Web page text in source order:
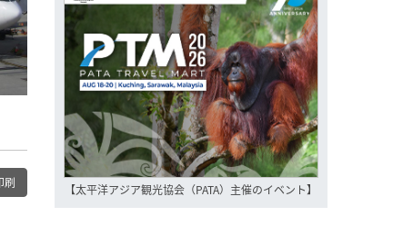
刷 【太平洋アジア観光協会（PATA）主催のイベント】